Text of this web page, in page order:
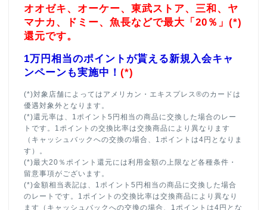
オオゼキ、オーケー、東武ストア、三和、ヤ
マナカ、ドミー、魚長などで最大「20％」(*)
還元です。
1万円相当のポイントが貰える新規入会キャ
ンペーンも実施中！ (*)
(*)対象店舗によってはアメリカン・エキスプレス®のカードは
優遇対象外となります。
(*)還元率は、1ポイント5円相当の商品に交換した場合のレー
トです。1ポイントの交換比率は交換商品により異なります
（キャッシュバックへの交換の場合、1ポイントは4円となりま
す）。
(*)最大20％ポイント還元には利用金額の上限など各種条件・
留意事項がございます。
(*)金額相当表記は、1ポイント5円相当の商品に交換した場合
のレートです。1ポイントの交換比率は交換商品により異なり
ます（キャッシュバックへの交換の場合、1ポイントは4円とな